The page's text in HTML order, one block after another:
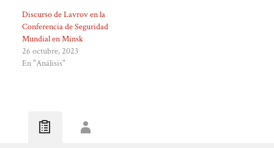
Discurso de Lavrov en la
Conferencia de Seguridad
Mundial en Minsk
26 octubre, 2023
En "Análisis"